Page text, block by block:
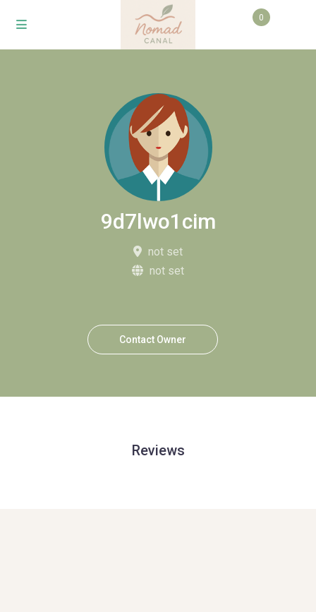
0
9d7lwo1cim
not set
not set
Contact Owner
Reviews